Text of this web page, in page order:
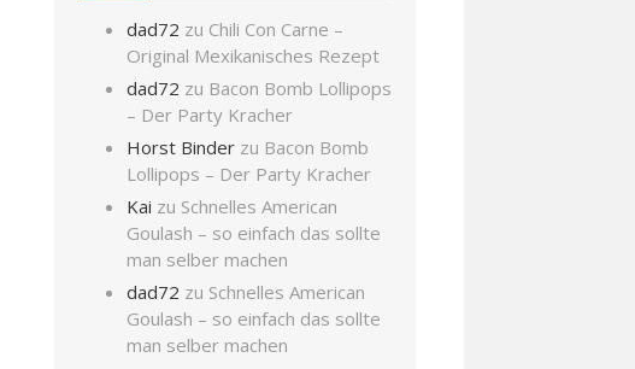
dad72 zu Chili Con Carne –
Original Mexikanisches Rezept
dad72 zu Bacon Bomb Lollipops
– Der Party Kracher
Horst Binder zu Bacon Bomb
Lollipops – Der Party Kracher
Kai zu Schnelles American
Goulash – so einfach das sollte
man selber machen
dad72 zu Schnelles American
Goulash – so einfach das sollte
man selber machen